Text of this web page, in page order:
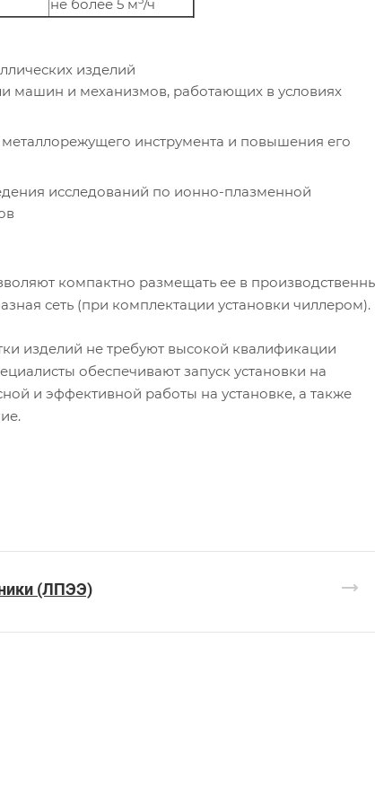
не более 5 м /ч
изделий
машин и механизмов, работающих в условиях
инструмента и повышения его
исследований по ионно-плазменной
компактно размещать ее в
сеть (при комплектации установки чиллером).
изделий не требуют высокой квалификации
обеспечивают запуск установки на
и эффективной работы на установке, а также
(ЛПЭЭ)